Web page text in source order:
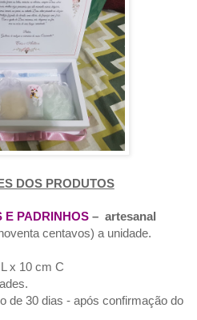
DOS PRODUTOS
E PADRINHOS – artesanal
centavos) a unidade.
x 10 cm C
de 30 dias - após confirmação do